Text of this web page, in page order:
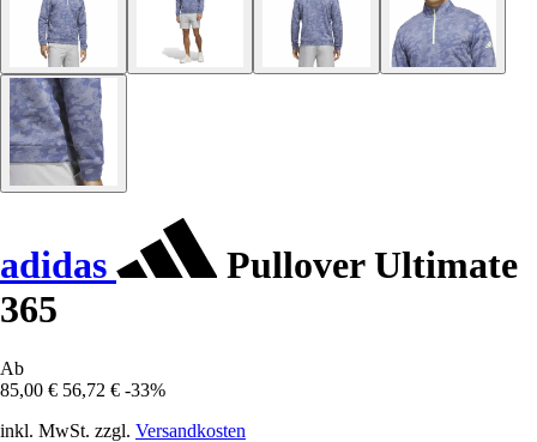
adidas
Pullover Ultimate
365
Ab
85,00 € 56,72 € -33%
inkl. MwSt. zzgl. Versandkosten